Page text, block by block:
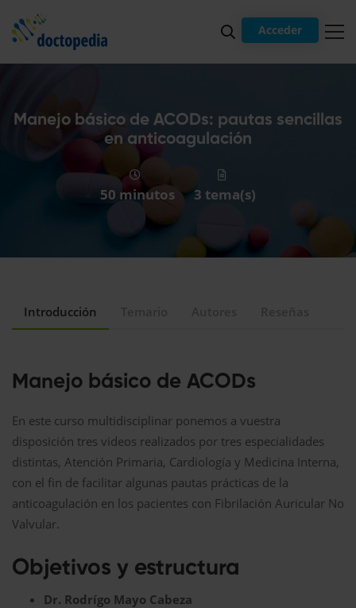
Acceder
Manejo básico de ACODs: pautas sencillas
en anticoagulación
50 minutos 3 tema(s)
Introducción
Manejo básico de ACODs
En este curso multidisciplinar ponemos a vuestra
disposición tres videos realizados por tres especialidades
distintas, Atención Primaria, Cardiología y Medicina Interna,
con el fin de facilitar algunas pautas prácticas de la
anticoagulación en los pacientes con Fibrilación Auricular No
Valvular.
Objetivos y estructura
Dr. Rodrígo Mayo Cabeza